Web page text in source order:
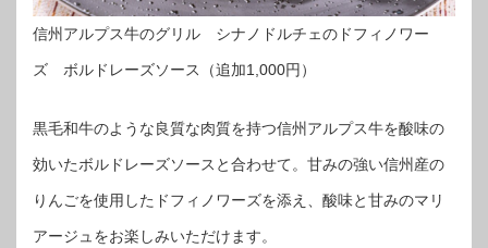
信州アルプス牛のグリル シナノドルチェのドフィノワー
ズ ボルドレーズソース（追加1,000円）
黒毛和牛のような良質な肉質を持つ信州アルプス牛を酸味の
効いたボルドレーズソースと合わせて。甘みの強い信州産の
りんごを使用したドフィノワーズを添え、酸味と甘みのマリ
アージュをお楽しみいただけます。